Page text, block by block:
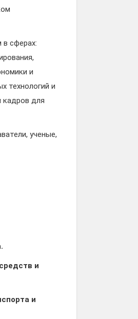
в сферах:
и
технологий и
кадров для
ученые,
и
и